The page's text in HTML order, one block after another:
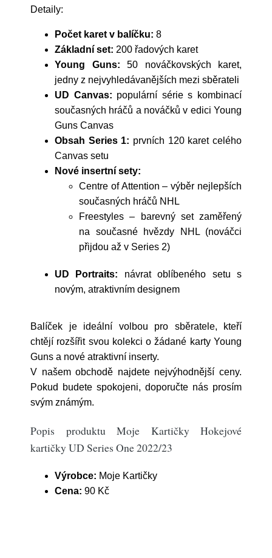
Detaily:
Počet karet v balíčku: 8
Základní set: 200 řadových karet
Young Guns: 50 nováčkovských karet,
jedny z nejvyhledávanějších mezi sběrateli
UD Canvas: populární série s kombinací
současných hráčů a nováčků v edici Young
Guns Canvas
Obsah Series 1: prvních 120 karet celého
Canvas setu
Nové insertní sety:
Centre of Attention – výběr nejlepších
současných hráčů NHL
Freestyles – barevný set zaměřený
na současné hvězdy NHL (nováčci
přijdou až v Series 2)
UD Portraits: návrat oblíbeného setu s
novým, atraktivním designem
Balíček je ideální volbou pro sběratele, kteří
chtějí rozšířit svou kolekci o žádané karty Young
Guns a nové atraktivní inserty.
V našem obchodě najdete nejvýhodnější ceny.
Pokud budete spokojeni, doporučte nás prosím
svým známým.
Popis produktu Moje Kartičky Hokejové
kartičky UD Series One 2022/23
Výrobce: Moje Kartičky
Cena: 90 Kč